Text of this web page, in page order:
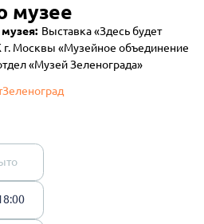
музее
Выставка «Здесь будет
г. Москвы «Музейное объединение
«Музей Зеленограда»